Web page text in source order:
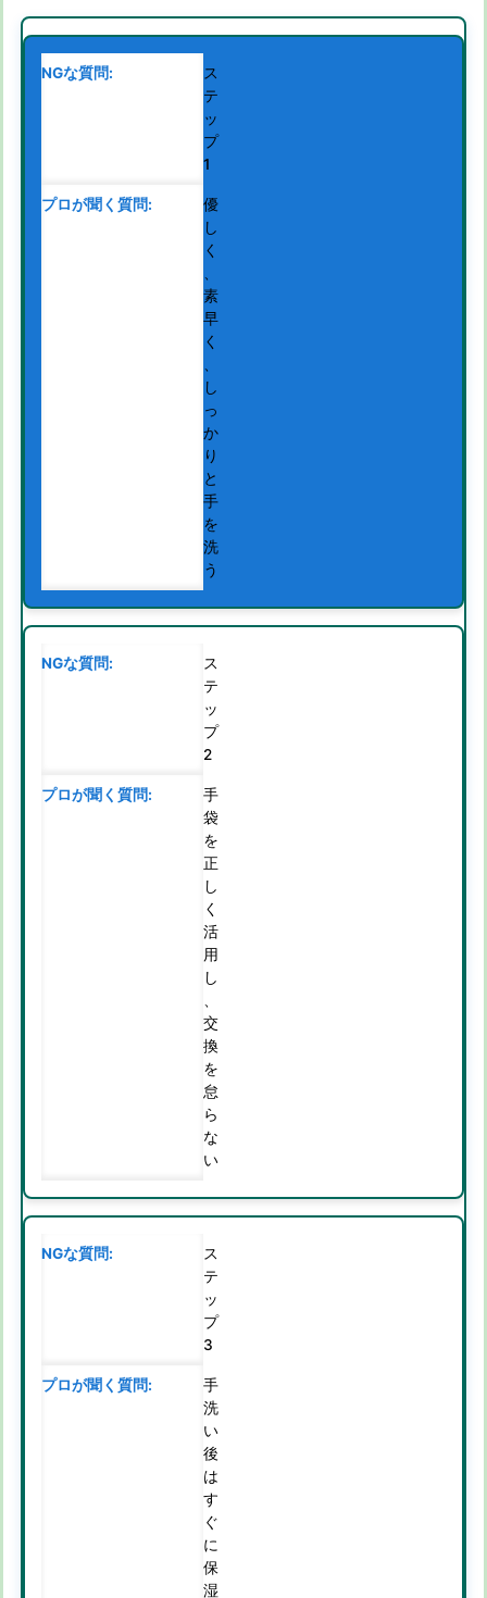
ス
テ
ッ
プ
1
優
し
く
素
早
く
し
っ
か
り
と
手
を
洗
う
ス
テ
ッ
プ
2
手
袋
を
正
し
く
活
用
し
交
換
を
怠
ら
な
い
ス
テ
ッ
プ
3
手
洗
い
後
は
す
ぐ
に
保
湿